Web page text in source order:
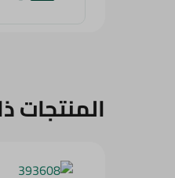
المنتجات